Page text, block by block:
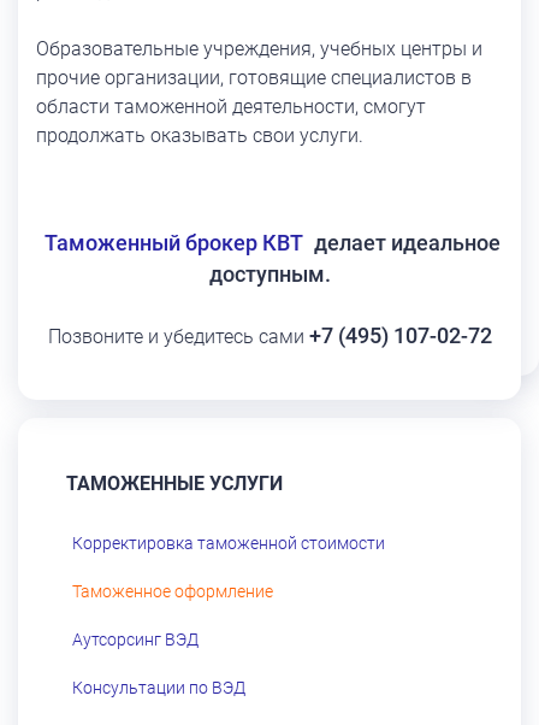
Образовательные учреждения, учебных центры и
прочие организации, готовящие специалистов в
области таможенной деятельности, смогут
продолжать оказывать свои услуги.
Таможенный брокер КВТ делает идеальное
доступным.
Позвоните и убедитесь сами +7 (495) 107-02-72
ТАМОЖЕННЫЕ УСЛУГИ
Корректировка таможенной стоимости
Таможенное оформление
Аутсорсинг ВЭД
Консультации по ВЭД